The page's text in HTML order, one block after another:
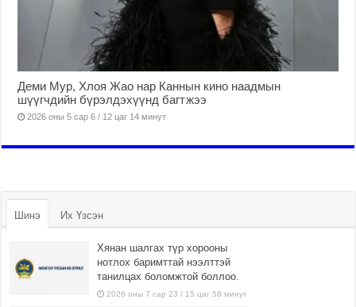
Деми Мур, Хлоя Жао нар Каннын кино наадмын
шүүгчдийн бүрэлдэхүүнд багтжээ
2026 оны 5 сар 6 / 12 цаг 14 минут
Шинэ Их Үзсэн
Хянан шалгах түр хорооны
нотлох баримттай нээлттэй
танилцах боломжтой боллоо.
2026 оны 7 сар 23 / 15 цаг 58 минут